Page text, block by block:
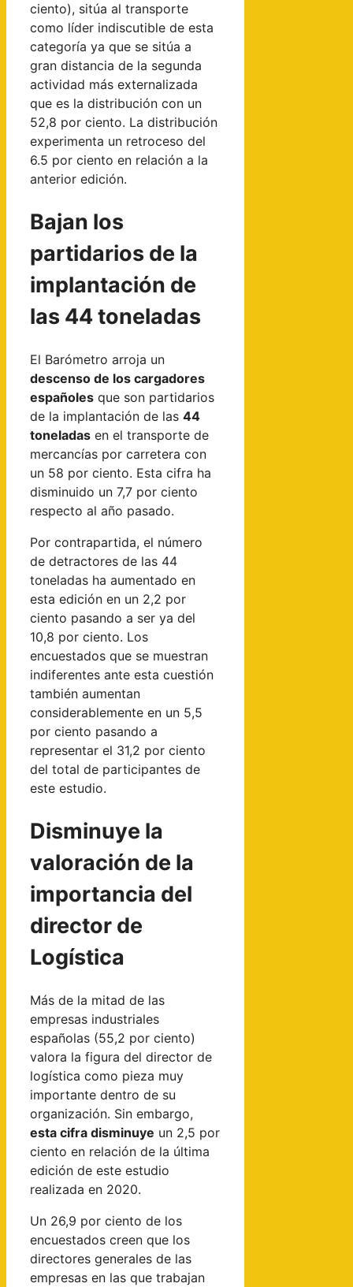
ciento), sitúa al transporte
como líder indiscutible de esta
categoría ya que se sitúa a
gran distancia de la segunda
actividad más externalizada
que es la distribución con un
52,8 por ciento. La distribución
experimenta un retroceso del
6.5 por ciento en relación a la
anterior edición.
Bajan los
partidarios de la
implantación de
las 44 toneladas
El Barómetro arroja un
descenso de los cargadores
españoles que son partidarios
de la implantación de las 44
toneladas en el transporte de
mercancías por carretera con
un 58 por ciento. Esta cifra ha
disminuido un 7,7 por ciento
respecto al año pasado.
Por contrapartida, el número
de detractores de las 44
toneladas ha aumentado en
esta edición en un 2,2 por
ciento pasando a ser ya del
10,8 por ciento. Los
encuestados que se muestran
indiferentes ante esta cuestión
también aumentan
considerablemente en un 5,5
por ciento pasando a
representar el 31,2 por ciento
del total de participantes de
este estudio.
Disminuye la
valoración de la
importancia del
director de
Logística
Más de la mitad de las
empresas industriales
españolas (55,2 por ciento)
valora la figura del director de
logística como pieza muy
importante dentro de su
organización. Sin embargo,
esta cifra disminuye un 2,5 por
ciento en relación de la última
edición de este estudio
realizada en 2020.
Un 26,9 por ciento de los
encuestados creen que los
directores generales de las
empresas en las que trabajan